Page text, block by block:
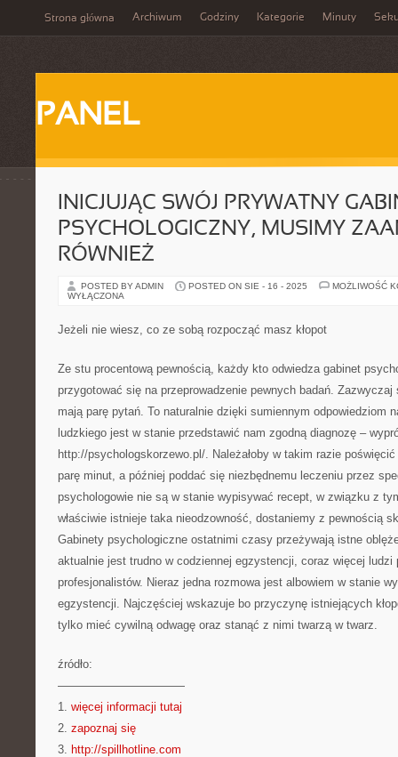
Strona główna Archiwum Godziny Kategorie Minuty
PANEL
INICJUJĄC SWÓJ PRYWATNY
PSYCHOLOGICZNY, MUSIMY
RÓWNIEŻ
POSTED BY ADMIN POSTED ON SIE - 16 - 2025
MOŻLIWOŚĆ
WYŁĄCZONA
Jeżeli nie wiesz, co ze sobą rozpocząć masz kłopot
Ze stu procentową pewnością, każdy kto odwiedza gabinet
przygotować się na przeprowadzenie pewnych badań.
mają parę pytań. To naturalnie dzięki sumiennym odpowiedziom
ludzkiego jest w stanie przedstawić nam zgodną diagnozę –
http://psychologskorzewo.pl/. Należałoby w takim razie poświęcić
parę minut, a później poddać się niezbędnemu leczeniu przez
psychologowie nie są w stanie wypisywać recept, w związku z
właściwie istnieje taka nieodzowność, dostaniemy z pewnością
Gabinety psychologiczne ostatnimi czasy przeżywają istne
aktualnie jest trudno w codziennej egzystencji, coraz więcej ludzi
profesjonalistów. Nieraz jedna rozmowa jest albowiem w stanie
egzystencji. Najczęściej wskazuje bo przyczynę istniejących
tylko mieć cywilną odwagę oraz stanąć z nimi twarzą w twarz.
źródło:
———————————
1. więcej informacji tutaj
2. zapoznaj się
3. http://spillhotline.com